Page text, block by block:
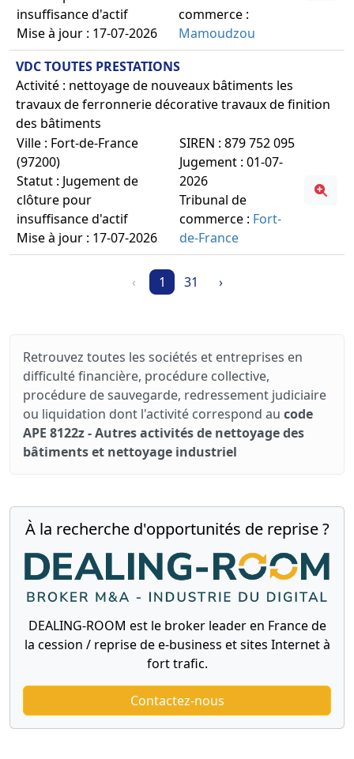
insuffisance d'actif
Mise à jour : 17-07-2026
commerce :
Mamoudzou
VDC TOUTES PRESTATIONS
Activité : nettoyage de nouveaux bâtiments les
travaux de ferronnerie décorative travaux de finition
des bâtiments
Ville : Fort-de-France
(97200)
Statut : Jugement de
clôture pour
insuffisance d'actif
Mise à jour : 17-07-2026
SIREN : 879 752 095
Jugement : 01-07-
2026
Tribunal de
commerce : Fort-
de-France
‹ 1 31 ›
Retrouvez toutes les sociétés et entreprises en
difficulté financière, procédure collective,
procédure de sauvegarde, redressement judiciaire
ou liquidation dont l'activité correspond au code
APE 8122z - Autres activités de nettoyage des
bâtiments et nettoyage industriel
À la recherche d'opportunités de reprise ?
DEALING-ROOM est le broker leader en France de
la cession / reprise de e-business et sites Internet à
fort trafic.
Contactez-nous